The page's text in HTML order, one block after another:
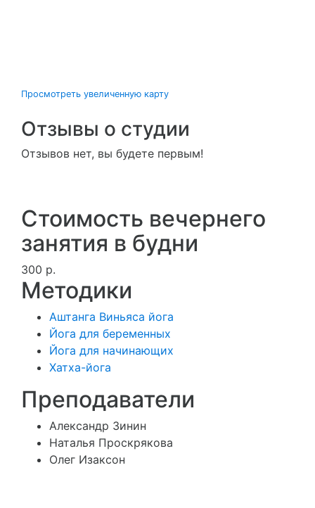
Просмотреть увеличенную карту
Отзывы о студии
Отзывов нет, вы будете первым!
Стоимость вечернего
занятия в будни
300 р.
Методики
Аштанга Виньяса йога
Йога для беременных
Йога для начинающих
Хатха-йога
Преподаватели
Александр Зинин
Наталья Проскрякова
Олег Изаксон